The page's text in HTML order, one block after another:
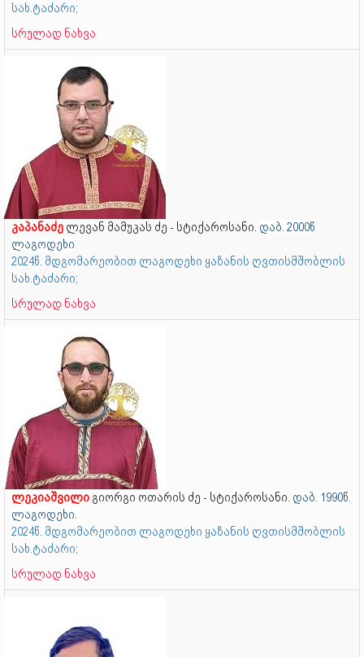
სახ.ტაძარი;
სრულად ნახვა
კაპანაძე ლევან მამუკას ძე - სტიქაროსანი. დაბ. 2000წ
ლაგოდეხი
2024წ. მდგომარეობით ლაგოდეხი ყაზანის ღვთისმშობლის
სახ.ტაძარი;
სრულად ნახვა
ლეკიაშვილი გიორგი ოთარის ძე - სტიქაროსანი. დაბ. 1990წ.
ლაგოდეხი.
2024წ. მდგომარეობით ლაგოდეხი ყაზანის ღვთისმშობლის
სახ.ტაძარი;
სრულად ნახვა